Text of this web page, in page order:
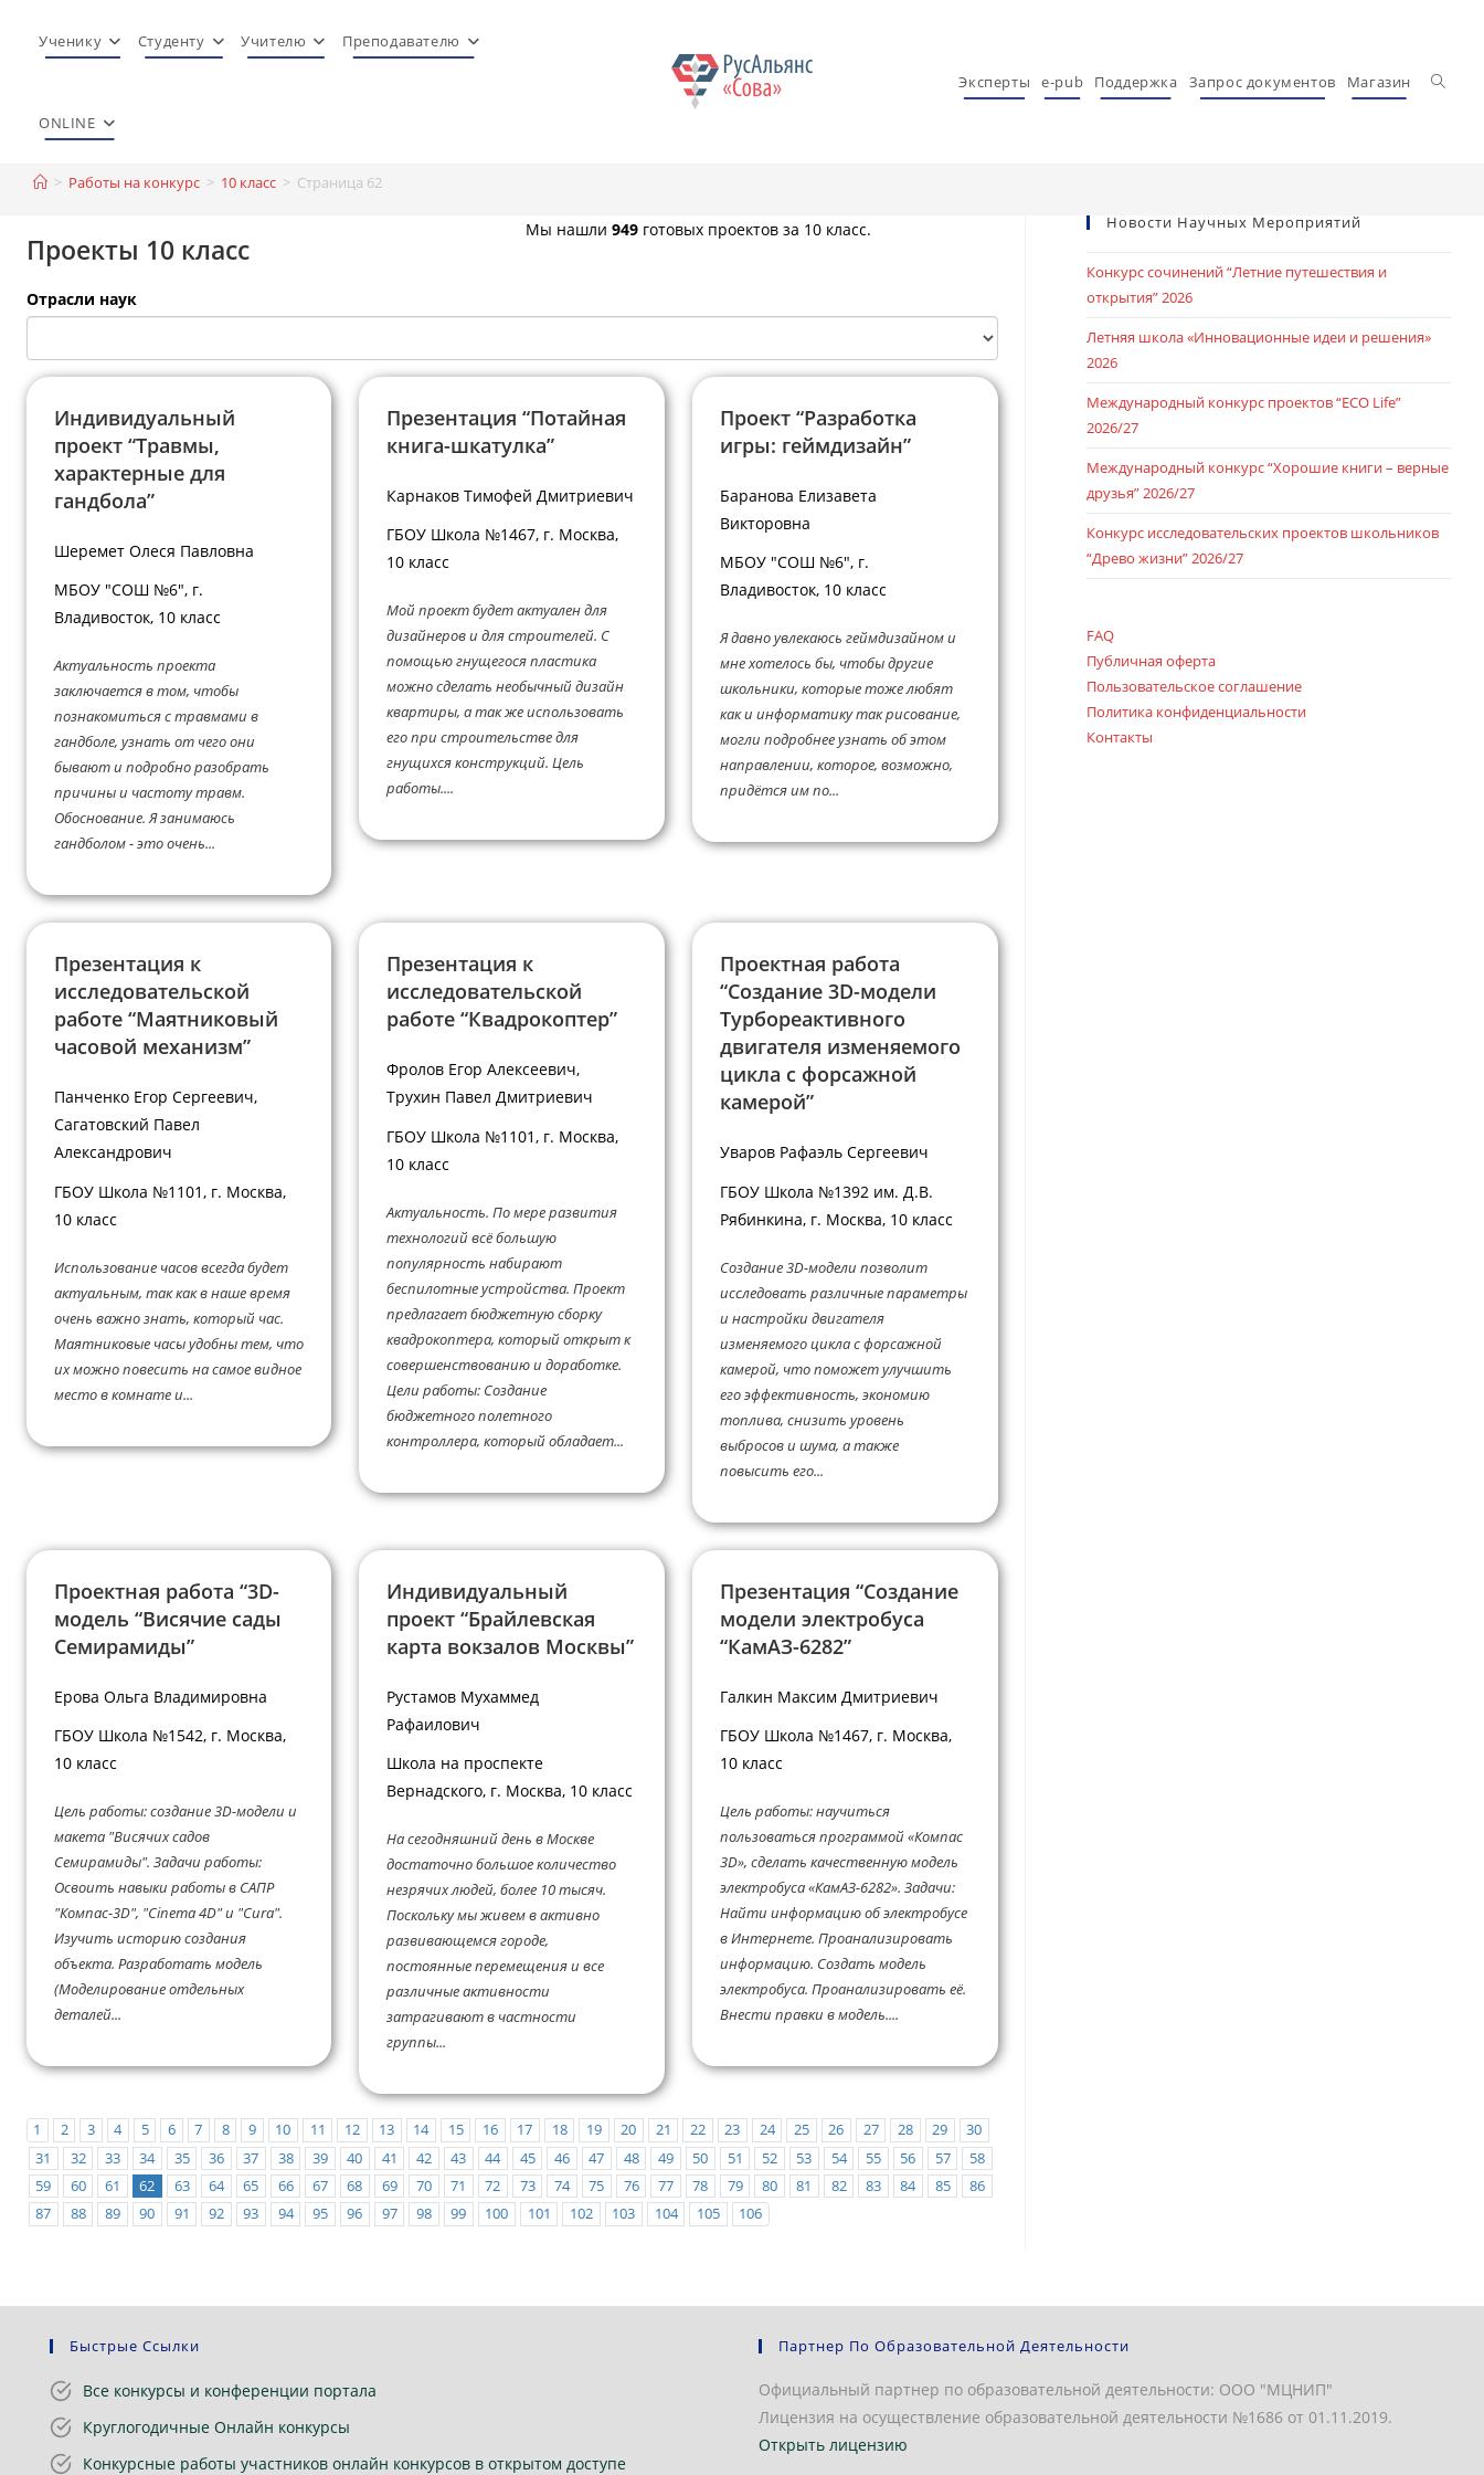
Ученику Студенту Учителю Преподавателю
ONLINE
Эксперты e-pub Поддержка Запрос документов Магазин
> Работы на конкурс > 10 класс > Страница 62
Проекты 10 класс
Мы нашли949 готовых проектов за 10 класс.
Отрасли наук
Индивидуальный
проект “Травмы,
характерные для
гандбола”
Шеремет Олеся Павловна
МБОУ "СОШ №6", г.
Владивосток, 10 класс
Актуальность проекта
заключается в том, чтобы
познакомиться с травмами в
гандболе, узнать от чего они
бывают и подробно разобрать
причины и частоту травм.
Обоснование. Я занимаюсь
гандболом - это очень...
Презентация “Потайная
книга-шкатулка”
Карнаков Тимофей Дмитриевич
ГБОУ Школа №1467, г. Москва,
10 класс
Мой проект будет актуален для
дизайнеров и для строителей. С
помощью гнущегося пластика
можно сделать необычный дизайн
квартиры, а так же использовать
его при строительстве для
гнущихся конструкций. Цель
работы....
Проект “Разработка
игры: геймдизайн”
Баранова Елизавета
Викторовна
МБОУ "СОШ №6", г.
Владивосток, 10 класс
Я давно увлекаюсь геймдизайном и
мне хотелось бы, чтобы другие
школьники, которые тоже любят
как и информатику так рисование,
могли подробнее узнать об этом
направлении, которое, возможно,
придётся им по...
Презентация к
исследовательской
работе “Маятниковый
часовой механизм”
Панченко Егор Сергеевич,
Сагатовский Павел
Александрович
ГБОУ Школа №1101, г. Москва,
10 класс
Использование часов всегда будет
актуальным, так как в наше время
очень важно знать, который час.
Маятниковые часы удобны тем, что
их можно повесить на самое видное
место в комнате и...
Презентация к
исследовательской
работе “Квадрокоптер”
Фролов Егор Алексеевич,
Трухин Павел Дмитриевич
ГБОУ Школа №1101, г. Москва,
10 класс
Актуальность. По мере развития
технологий всё большую
популярность набирают
беспилотные устройства. Проект
предлагает бюджетную сборку
квадрокоптера, который открыт к
совершенствованию и доработке.
Цели работы: Создание
бюджетного полетного
контроллера, который обладает...
Проектная работа
“Создание 3D-модели
Турбореактивного
двигателя изменяемого
цикла с форсажной
камерой”
Уваров Рафаэль Сергеевич
ГБОУ Школа №1392 им. Д.В.
Рябинкина, г. Москва, 10 класс
Создание 3D-модели позволит
исследовать различные параметры
и настройки двигателя
изменяемого цикла с форсажной
камерой, что поможет улучшить
его эффективность, экономию
топлива, снизить уровень
выбросов и шума, а также
повысить его...
Проектная работа “3D-
модель “Висячие сады
Семирамиды”
Ерова Ольга Владимировна
ГБОУ Школа №1542, г. Москва,
10 класс
Цель работы: создание 3D-модели и
макета "Висячих садов
Семирамиды". Задачи работы:
Освоить навыки работы в САПР
"Компас-3D", "Cinema 4D" и "Cura".
Изучить историю создания
объекта. Разработать модель
(Моделирование отдельных
деталей...
Индивидуальный
проект “Брайлевская
карта вокзалов Москвы”
Рустамов Мухаммед
Рафаилович
Школа на проспекте
Вернадского, г. Москва, 10 класс
На сегодняшний день в Москве
достаточно большое количество
незрячих людей, более 10 тысяч.
Поскольку мы живем в активно
развивающемся городе,
постоянные перемещения и все
различные активности
затрагивают в частности
группы...
Презентация “Создание
модели электробуса
“КамАЗ-6282”
Галкин Максим Дмитриевич
ГБОУ Школа №1467, г. Москва,
10 класс
Цель работы: научиться
пользоваться программой «Компас
3D», сделать качественную модель
электробуса «КамАЗ-6282». Задачи:
Найти информацию об электробусе
в Интернете. Проанализировать
информацию. Создать модель
электробуса. Проанализировать её.
Внести правки в модель....
1 2 3 4 5 6 7 8 9 10 11 12 13 14 15 16 17 18 19 20 21 22 23 24 25 26 27 28 29
30
31
32 33 34 35 36 37 38 39 40 41 42 43 44 45 46 47 48 49 50 51 52 53 54 55 56 57
58
59
60 61 62 63 64 65 66 67 68 69 70 71 72 73 74 75 76 77 78 79 80 81 82 83 84 85
86
87
88 89 90 91 92 93 94 95 96 97 98 99 100 101 102 103 104 105 106
Новости Научных Мероприятий
Конкурс сочинений “Летние путешествия и
открытия” 2026
Летняя школа «Инновационные идеи и решения»
2026
Международный конкурс проектов “ECO Life”
2026/27
Международный конкурс “Хорошие книги – верные
друзья” 2026/27
Конкурс исследовательских проектов школьников
“Древо жизни” 2026/27
FAQ
Публичная оферта
Пользовательское соглашение
Политика конфиденциальности
Контакты
Быстрые Ссылки
Все конкурсы и конференции портала
Круглогодичные Онлайн конкурсы
Конкурсные работы участников онлайн конкурсов в открытом доступе
Партнер По Образовательной Деятельности
Официальный партнер по образовательной деятельности: ООО "МЦНИП"
Лицензия на осуществление образовательной деятельности №1686 от 01.11.2019.
Открыть лицензию